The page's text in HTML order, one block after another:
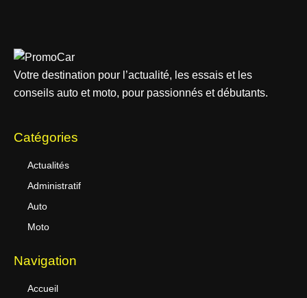
Votre destination pour l’actualité, les essais et les
conseils auto et moto, pour passionnés et débutants.
Catégories
Actualités
Administratif
Auto
Moto
Navigation
Accueil